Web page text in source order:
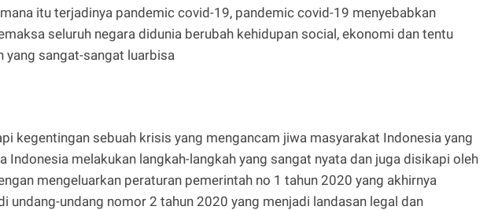
itu terjadinya pandemic covid-19, pandemic covid-19 menyebabkan
seluruh negara didunia berubah kehidupan social, ekonomi dan tentu
yang sangat-sangat luarbisa
kegentingan sebuah krisis yang mengancam jiwa masyarakat Indonesia yang
Indonesia melakukan langkah-langkah yang sangat nyata dan juga disikapi oleh
mengeluarkan peraturan pemerintah no 1 tahun 2020 yang akhirnya
undang-undang nomor 2 tahun 2020 yang menjadi landasan legal dan